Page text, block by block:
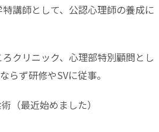
講師として、公認心理師の養成に
クリニック、心理部特別顧問とし
らず研修やSVに従事。
（最近始めました）